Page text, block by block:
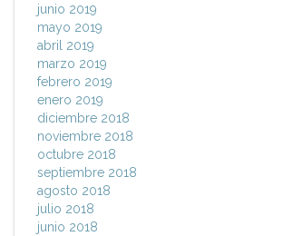
junio 2019
mayo 2019
abril 2019
marzo 2019
febrero 2019
enero 2019
diciembre 2018
noviembre 2018
octubre 2018
septiembre 2018
agosto 2018
julio 2018
junio 2018